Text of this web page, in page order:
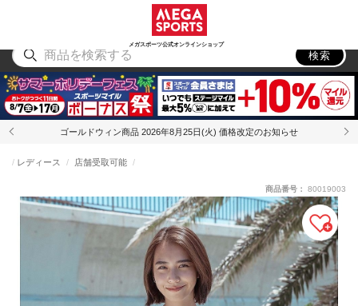
メガスポーツ公式オンラインショップ
アウトドア
検索
ゴールドウィン商品 2026年8月25日(火) 価格改定のお知らせ
レディース 店舗受取可能
商品番号： 80019003